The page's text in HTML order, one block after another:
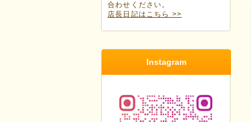
合わせください。
店長日記はこちら >>
Instagram